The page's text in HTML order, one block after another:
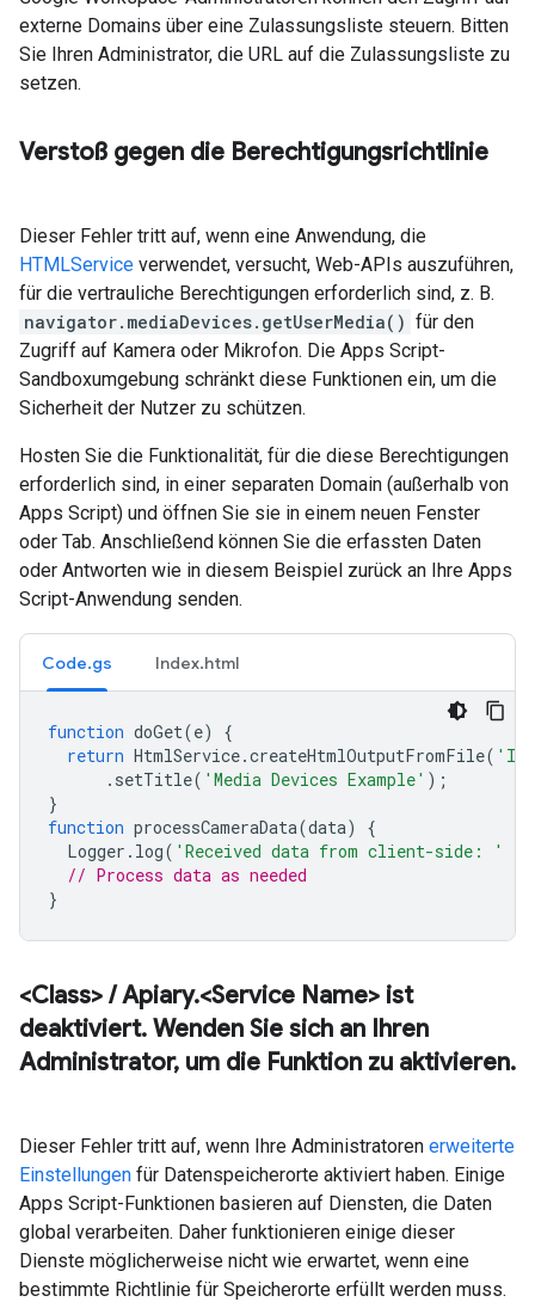
externe Domains über eine Zulassungsliste steuern. Bitten
Sie Ihren Administrator, die URL auf die Zulassungsliste zu
setzen.
Verstoß gegen die Berechtigungsrichtlinie
Dieser Fehler tritt auf, wenn eine Anwendung, die
HTMLService verwendet, versucht, Web-APIs auszuführen,
für die vertrauliche Berechtigungen erforderlich sind, z. B.
navigator.mediaDevices.getUserMedia() für den
Zugriff auf Kamera oder Mikrofon. Die Apps Script-
Sandboxumgebung schränkt diese Funktionen ein, um die
Sicherheit der Nutzer zu schützen.
Hosten Sie die Funktionalität, für die diese Berechtigungen
erforderlich sind, in einer separaten Domain (außerhalb von
Apps Script) und öffnen Sie sie in einem neuen Fenster
oder Tab. Anschließend können Sie die erfassten Daten
oder Antworten wie in diesem Beispiel zurück an Ihre Apps
Script-Anwendung senden.
Code.gs Index.html
function doGet(e)
{
return HtmlService.createHtmlOutputFromFile(
. setTitle( 'Media Devices Example' );
}
function processCameraData(data)
{
Logger . log( 'Received data from client-side: '
// Process data as needed
}
<Class> /Apiary.<Service Name> ist
deaktiviert. Wenden Sie sich an Ihren
Administrator, um die Funktion zu aktivieren.
Dieser Fehler tritt auf, wenn Ihre Administratoren erweiterte
Einstellungen für Datenspeicherorte aktiviert haben. Einige
Apps Script-Funktionen basieren auf Diensten, die Daten
global verarbeiten. Daher funktionieren einige dieser
Dienste möglicherweise nicht wie erwartet, wenn eine
bestimmte Richtlinie für Speicherorte erfüllt werden muss.